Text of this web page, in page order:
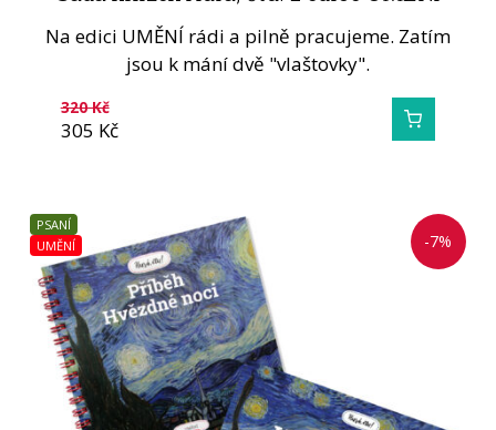
Na edici UMĚNÍ rádi a pilně pracujeme. Zatím
jsou k mání dvě "vlaštovky".
320Kč
305 Kč
-7%
PSANÍ
UMĚNÍ